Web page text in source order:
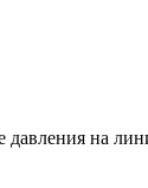
на